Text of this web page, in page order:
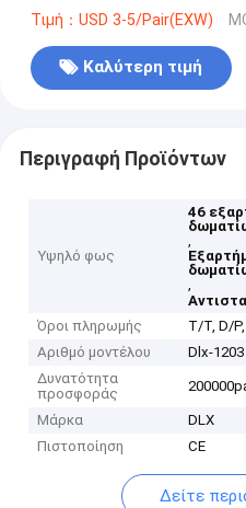
Τροφίμων/Φαρμάκων
Τιμή：USD 3-5/Pair(EXW)
Καλύτερη τιμή
Περιγραφή Προϊόντων
Υψηλό φως
46
,
,
Όροι πληρωμής
T/T, D/
Αριθμό μοντέλου
Dlx-1203
Δυνατότητα
προσφοράς
Μάρκα
DLX
Πιστοποίηση
CE
Δείτε